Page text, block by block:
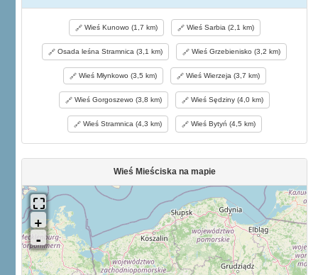
Wieś Kunowo (1,7 km) Wieś Sarbia (2,1 km)
Osada leśna Stramnica (3,1 km) Wieś Grzebienisko (3,2 km)
Wieś Młynkowo (3,5 km) Wieś Wierzeja (3,7 km)
Wieś Gorgoszewo (3,8 km) Wieś Sędziny (4,0 km)
Wieś Stramnica (4,3 km) Wieś Bytyń (4,5 km)
Wieś Mieściska na mapie